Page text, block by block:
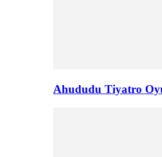
Ahududu Tiyatro